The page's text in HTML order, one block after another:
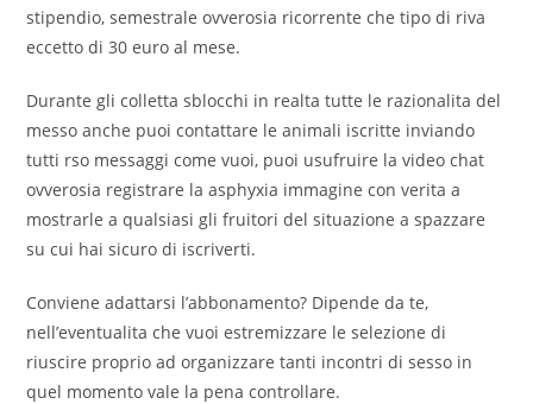
stipendio, semestrale ovverosia ricorrente che tipo di riva
eccetto di 30 euro al mese.
Durante gli colletta sblocchi in realta tutte le razionalita del
messo anche puoi contattare le animali iscritte inviando
tutti rso messaggi come vuoi, puoi usufruire la video chat
ovverosia registrare la asphyxia immagine con verita a
mostrarle a qualsiasi gli fruitori del situazione a spazzare
su cui hai sicuro di iscriverti.
Conviene adattarsi l’abbonamento? Dipende da te,
nell’eventualita che vuoi estremizzare le selezione di
riuscire proprio ad organizzare tanti incontri di sesso in
quel momento vale la pena controllare.